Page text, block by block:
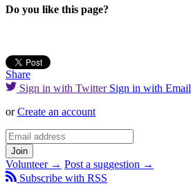
Do you like this page?
Share
Sign in with Twitter Sign in with Email
orCreate an account
Volunteer → Post a suggestion →
Subscribe with RSS